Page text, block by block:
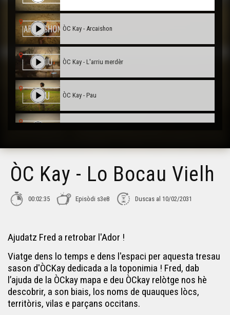
ÒC Kay - Arcaishon
ÒC Kay - L'arriu merdèr
ÒC Kay - Pau
ÒC Kay - Perigòrd
ÒC Kay - La termièra de l'òc e de l'oil
ÒC Kay - Chancelada
ÒC Kay - Lo Bocau Vielh
00:02:35 Episòdi s3e8 Duscas al 10/02/2031
Ajudatz Fred a retrobar l'Ador !
Viatge dens lo temps e dens l'espaci per aquesta tresau
sason d'ÒCKay dedicada a la toponimia ! Fred, dab
l’ajuda de la ÒCkay mapa e deu ÒCkay relòtge nos hè
descobrir, a son biais, los noms de quauques lòcs,
territòris, vilas e parçans occitans.